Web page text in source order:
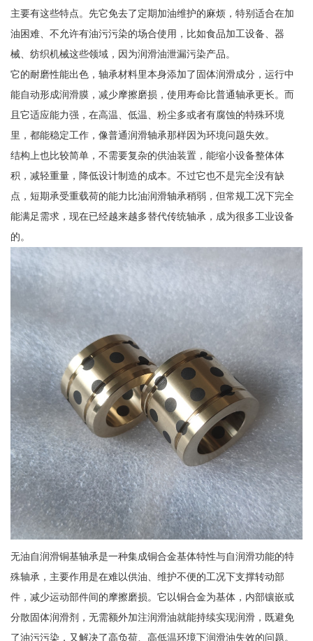
主要有这些特点。先它免去了定期加油维护的麻烦，特别适合在加
油困难、不允许有油污污染的场合使用，比如食品加工设备、器
械、纺织机械这些领域，因为润滑油泄漏污染产品。
它的耐磨性能出色，轴承材料里本身添加了固体润滑成分，运行中
能自动形成润滑膜，减少摩擦磨损，使用寿命比普通轴承更长。而
且它适应能力强，在高温、低温、粉尘多或者有腐蚀的特殊环境
里，都能稳定工作，像普通润滑轴承那样因为环境问题失效。
结构上也比较简单，不需要复杂的供油装置，能缩小设备整体体
积，减轻重量，降低设计制造的成本。不过它也不是完全没有缺
点，短期承受重载荷的能力比油润滑轴承稍弱，但常规工况下完全
能满足需求，现在已经越来越多替代传统轴承，成为很多工业设备
的。
无油自润滑铜基轴承是一种集成铜合金基体特性与自润滑功能的特
殊轴承，主要作用是在难以供油、维护不便的工况下支撑转动部
件，减少运动部件间的摩擦磨损。它以铜合金为基体，内部镶嵌或
分散固体润滑剂，无需额外加注润滑油就能持续实现润滑，既避免
了油污污染，又解决了高负荷、高低温环境下润滑油失效的问题。